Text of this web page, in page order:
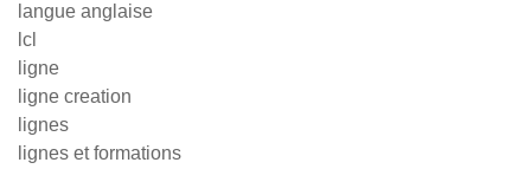
langue anglaise
lcl
ligne
ligne creation
lignes
lignes et formations